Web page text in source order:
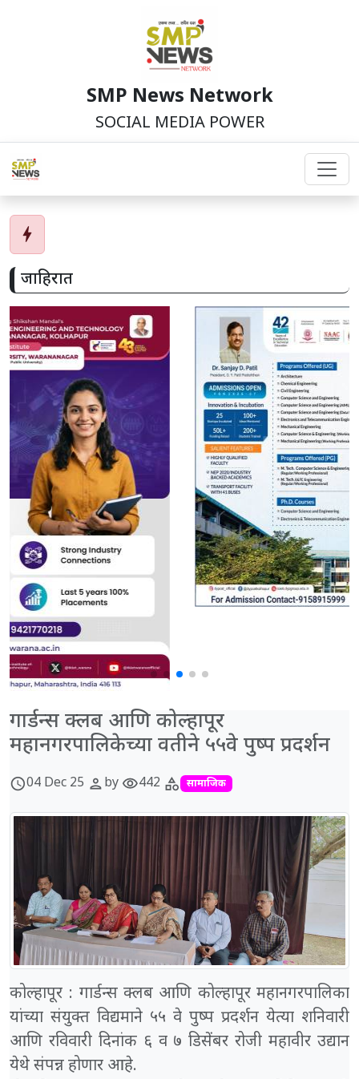
SMP News Network
SOCIAL MEDIA POWER
bolt
जाहिरात
गार्डन्स क्लब आणि कोल्हापूर
महानगरपालिकेच्या वतीने ५५वे पुष्प प्रदर्शन
schedule04 Dec 25 personby visibility442 category सामाजिक
कोल्हापूर : गार्डन्स क्लब आणि कोल्हापूर महानगरपालिका
यांच्या संयुक्त विद्यमाने ५५ वे पुष्प प्रदर्शन येत्या शनिवारी
आणि रविवारी दिनांक ६ व ७ डिसेंबर रोजी महावीर उद्यान
येथे संपन्न होणार आहे.